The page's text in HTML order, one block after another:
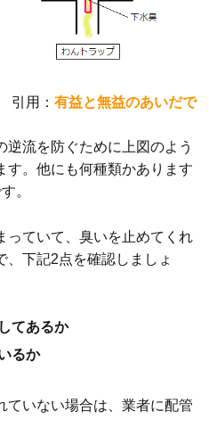
引用： 有益と無益のあいだで
流を防ぐために上図のよう
す。他にも何種類かあります
。
っていて、臭いを止めてくれ
、下記2点を確認しましょ
てあるか
るか
ていない場合は、業者に配管